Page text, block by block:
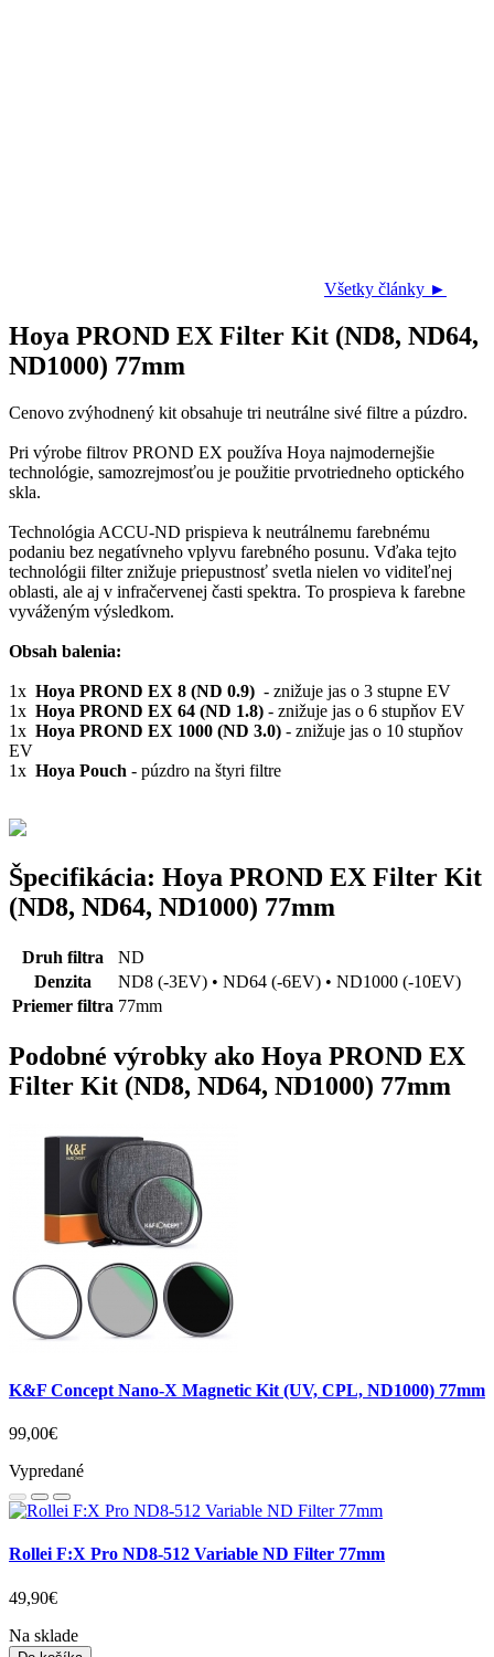
Všetky články ►
Hoya PROND EX Filter Kit (ND8, ND64,
ND1000) 77mm
Cenovo zvýhodnený kit obsahuje tri neutrálne sivé filtre a púzdro.
Pri výrobe filtrov PROND EX používa Hoya najmodernejšie
technológie, samozrejmosťou je použitie prvotriedneho optického
skla.
Technológia ACCU-ND prispieva k neutrálnemu farebnému
podaniu bez negatívneho vplyvu farebného posunu. Vďaka tejto
technológii filter znižuje priepustnosť svetla nielen vo viditeľnej
oblasti, ale aj v infračervenej časti spektra. To prospieva k farebne
vyváženým výsledkom.
Obsah balenia:
1x Hoya PROND EX 8 (ND 0.9) - znižuje jas o 3 stupne EV
1x Hoya PROND EX 64 (ND 1.8) - znižuje jas o 6 stupňov EV
1x Hoya PROND EX 1000 (ND 3.0) - znižuje jas o 10 stupňov
EV
1x Hoya Pouch - púzdro na štyri filtre
Špecifikácia: Hoya PROND EX Filter Kit
(ND8, ND64, ND1000) 77mm
Druh filtra
ND
Denzita
ND8 (-3EV) • ND64 (-6EV) • ND1000 (-10EV)
Priemer filtra 77mm
Podobné výrobky ako Hoya PROND EX
Filter Kit (ND8, ND64, ND1000) 77mm
K&F Concept Nano-X Magnetic Kit (UV, CPL, ND1000) 77mm
99,00€
Vypredané
Rollei F:X Pro ND8-512 Variable ND Filter 77mm
49,90€
Na sklade